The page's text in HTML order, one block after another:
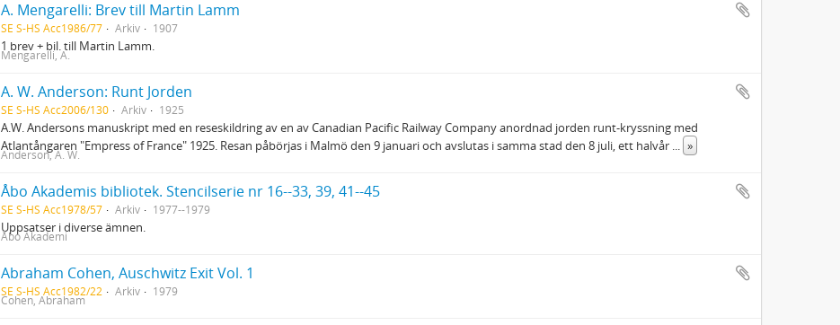
A. Mengarelli: Brev till Martin Lamm
SE S-HS Acc1986/77 Arkiv 1907
1 brev + bil. till Martin Lamm.
Mengarelli, A.
A. W. Anderson: Runt Jorden
SE S-HS Acc2006/130 Arkiv 1925
A.W. Andersons manuskript med en reseskildring av en av Canadian Pacific Railway Company anordnad jorden runt-kryssning med
Atlantångaren "Empress of France" 1925. Resan påbörjas i Malmö den 9 januari och avslutas i samma stad den 8 juli, ett halvår
»
Anderson, A. W.
Åbo Akademis bibliotek. Stencilserie nr 16--33, 39, 41--45
SE S-HS Acc1978/57 Arkiv 1977--1979
Uppsatser i diverse ämnen.
Åbo Akademi
Abraham Cohen, Auschwitz Exit Vol. 1
SE S-HS Acc1982/22 Arkiv 1979
Cohen, Abraham